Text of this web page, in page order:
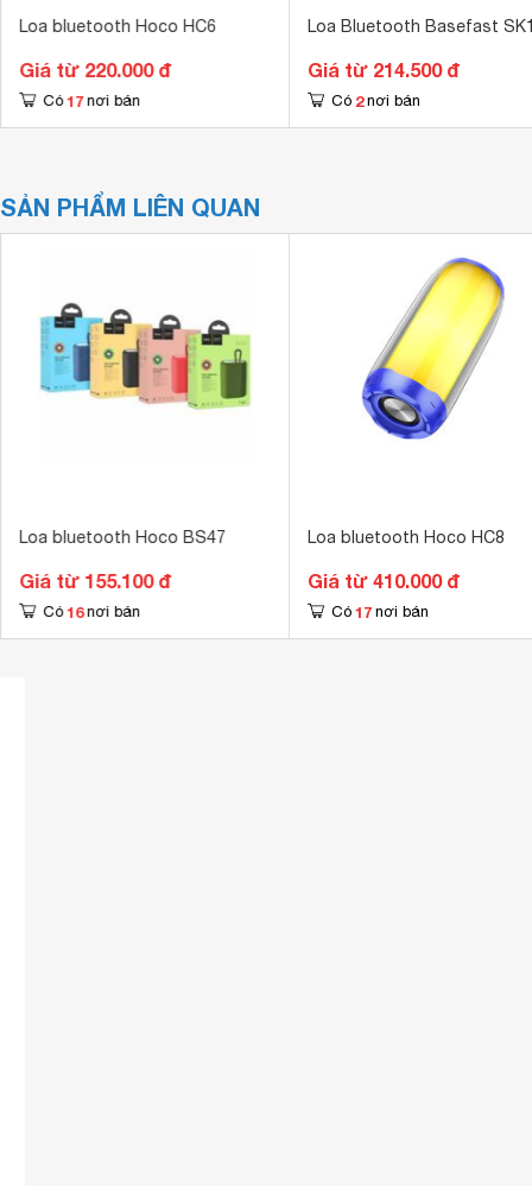
Loa bluetooth Hoco HC6
Giá từ 220.000 đ
Có 17 nơi bán
Loa Bluetooth Basefast
Giá từ 214.500 đ
Có 2 nơi bán
SẢN PHẨM LIÊN QUAN
Loa bluetooth Hoco BS47
Giá từ 155.100 đ
Có 16 nơi bán
Loa bluetooth Hoco HC8
Giá từ 410.000 đ
Có 17 nơi bán